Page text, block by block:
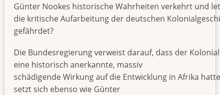
Günter Nookes historische Wahrheiten verkehrt und
die kritische Aufarbeitung der deutschen
gefährdet?
Die Bundesregierung verweist darauf, dass der
eine historisch anerkannte, massiv
schädigende Wirkung auf die Entwicklung in Afrika
setzt sich ebenso wie Günter